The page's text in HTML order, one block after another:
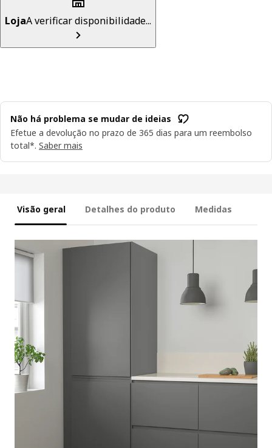
LojaA verificar disponibilidade...
Não há problema se mudar de ideias
Efetue a devolução no prazo de 365 dias para um reembolso
total*. Saber mais
Visão geral Detalhes do produto Medidas